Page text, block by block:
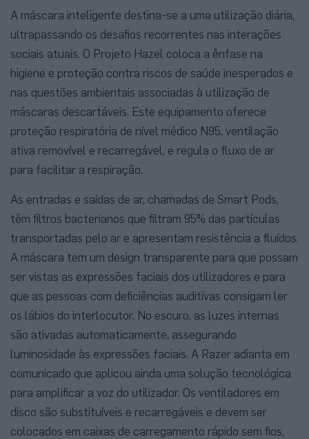
A máscara inteligente destina-se a uma utilização diária,
ultrapassando os desafios recorrentes nas interações
sociais atuais. O Projeto Hazel coloca a ênfase na
higiene e proteção contra riscos de saúde inesperados e
nas questões ambientais associadas à utilização de
máscaras descartáveis. Este equipamento oferece
proteção respiratória de nível médico N95, ventilação
ativa removível e recarregável, e regula o fluxo de ar
para facilitar a respiração.
As entradas e saídas de ar, chamadas de Smart Pods,
têm filtros bacterianos que filtram 95% das partículas
transportadas pelo ar e apresentam resistência a fluídos.
A máscara tem um design transparente para que possam
ser vistas as expressões faciais dos utilizadores e para
que as pessoas com deficiências auditivas consigam ler
os lábios do interlocutor. No escuro, as luzes internas
são ativadas automaticamente, assegurando
luminosidade às expressões faciais. A Razer adianta em
comunicado que aplicou ainda uma solução tecnológica
para amplificar a voz do utilizador. Os ventiladores em
disco são substituíveis e recarregáveis e devem ser
colocados em caixas de carregamento rápido sem fios,